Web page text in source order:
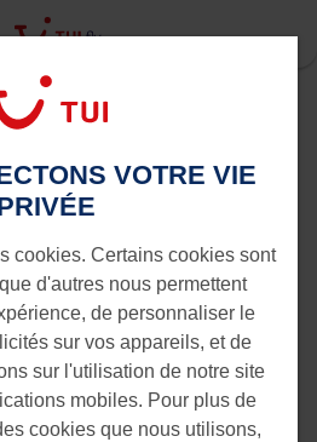
vers GranVOTRE VIE
cookies. Certains cookies sont
d'autres nous permettent
de personnaliser le
sur vos appareils, et de
sur l'utilisation de notre site
mobiles. Pour plus de
cookies que nous utilisons,